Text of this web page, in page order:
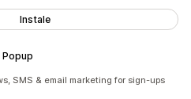
Instale
Popup
SMS & email marketing for sign-ups